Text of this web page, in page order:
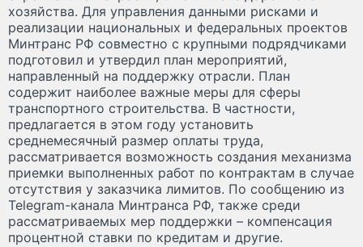
хозяйства. Для управления данными рисками и
реализации национальных и федеральных проектов
Минтранс РФ совместно с крупными подрядчиками
подготовил и утвердил план мероприятий,
направленный на поддержку отрасли. План
содержит наиболее важные меры для сферы
транспортного строительства. В частности,
предлагается в этом году установить
среднемесячный размер оплаты труда,
рассматривается возможность создания механизма
приемки выполненных работ по контрактам в случае
отсутствия у заказчика лимитов. По сообщению из
Telegram-канала Минтранса РФ, также среди
рассматриваемых мер поддержки – компенсация
процентной ставки по кредитам и другие.